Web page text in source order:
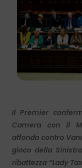
Il Premier
Camera con il
affondo contro
gioco della
ribattezza “Lady